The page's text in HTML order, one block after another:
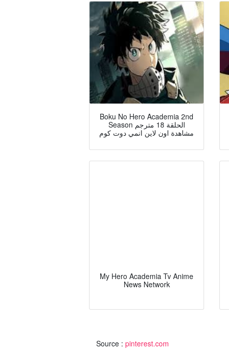
Boku No Hero Academia 2nd
Season الحلقة 18 مترجم
مشاهدة اون لاين انمي دوت كوم
My Hero Academia Tv Anime
News Network
Source : pinterest.com